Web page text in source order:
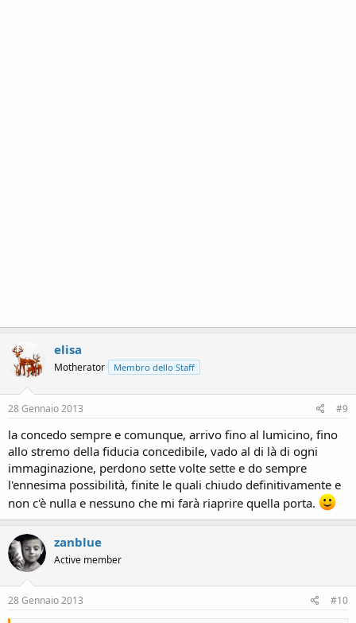
elisa
Motherator Membro dello Staff
28 Gennaio 2013 #9
la concedo sempre e comunque, arrivo fino al lumicino, fino
allo stremo della fiducia concedibile, vado al di là di ogni
immaginazione, perdono sette volte sette e do sempre
l'ennesima possibilità, finite le quali chiudo definitivamente e
non c'è nulla e nessuno che mi farà riaprire quella porta.
zanblue
Active member
28 Gennaio 2013 #10